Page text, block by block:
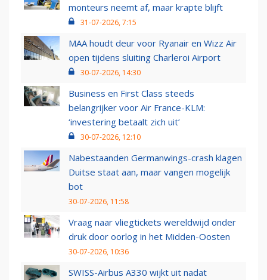
monteurs neemt af, maar krapte blijft
31-07-2026, 7:15
MAA houdt deur voor Ryanair en Wizz Air
open tijdens sluiting Charleroi Airport
30-07-2026, 14:30
Business en First Class steeds
belangrijker voor Air France-KLM:
‘investering betaalt zich uit’
30-07-2026, 12:10
Nabestaanden Germanwings-crash klagen
Duitse staat aan, maar vangen mogelijk
bot
30-07-2026, 11:58
Vraag naar vliegtickets wereldwijd onder
druk door oorlog in het Midden-Oosten
30-07-2026, 10:36
SWISS-Airbus A330 wijkt uit nadat